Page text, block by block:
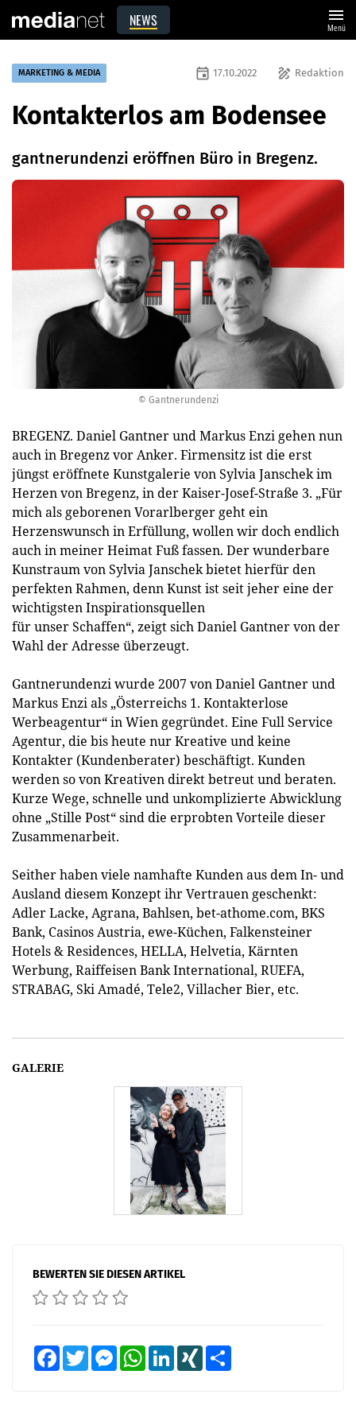
NEWS menu
Menü
© Gantnerundenzi
MARKETING & MEDIA draw Redaktion
event 17.10.2022
Kontakterlos am Bodensee
gantnerundenzi eröffnen Büro in Bregenz.
BREGENZ. Daniel Gantner und Markus Enzi gehen nun
auch in Bregenz vor Anker. Firmensitz ist die erst
jüngst eröffnete Kunstgalerie von Sylvia Janschek im
Herzen von Bregenz, in der Kaiser-Josef-Straße 3. „Für
mich als geborenen Vorarlberger geht ein
Herzenswunsch in Erfüllung, wollen wir doch endlich
auch in meiner Heimat Fuß fassen. Der wunderbare
Kunstraum von Sylvia Janschek bietet hierfür den
perfekten Rahmen, denn Kunst ist seit jeher eine der
wichtigsten Inspirationsquellen
für unser Schaffen“, zeigt sich Daniel Gantner von der
Wahl der Adresse überzeugt.
Gantnerundenzi wurde 2007 von Daniel Gantner und
Markus Enzi als „Österreichs 1. Kontakterlose
Werbeagentur“ in Wien gegründet. Eine Full Service
Agentur, die bis heute nur Kreative und keine
Kontakter (Kundenberater) beschäftigt. Kunden
werden so von Kreativen direkt betreut und beraten.
Kurze Wege, schnelle und unkomplizierte Abwicklung
ohne „Stille Post“ sind die erprobten Vorteile dieser
Zusammenarbeit.
Seither haben viele namhafte Kunden aus dem In- und
Ausland diesem Konzept ihr Vertrauen geschenkt:
Adler Lacke, Agrana, Bahlsen, bet-athome.com, BKS
Bank, Casinos Austria, ewe-Küchen, Falkensteiner
Hotels & Residences, HELLA, Helvetia, Kärnten
Werbung, Raiffeisen Bank International, RUEFA,
STRABAG, Ski Amadé, Tele2, Villacher Bier, etc.
GALERIE
BEWERTEN SIE DIESEN ARTIKEL
FacebookTwitter MessengerWhatsAppLinkedInXING